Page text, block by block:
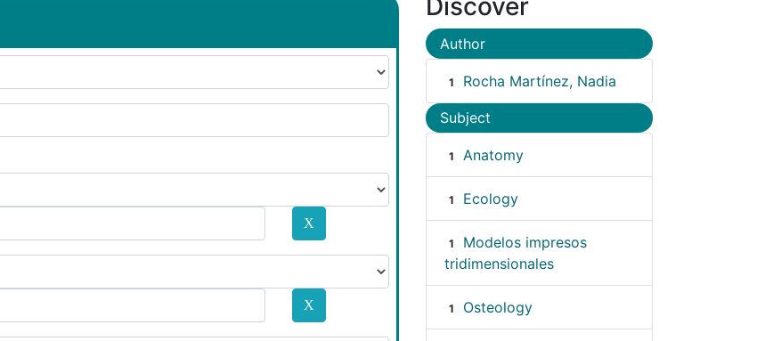
Discover
Author
1 Rocha Martínez, Nadia
Subject
1 Anatomy
1 Ecology
1
Modelos impresos
tridimensionales
1 Osteology